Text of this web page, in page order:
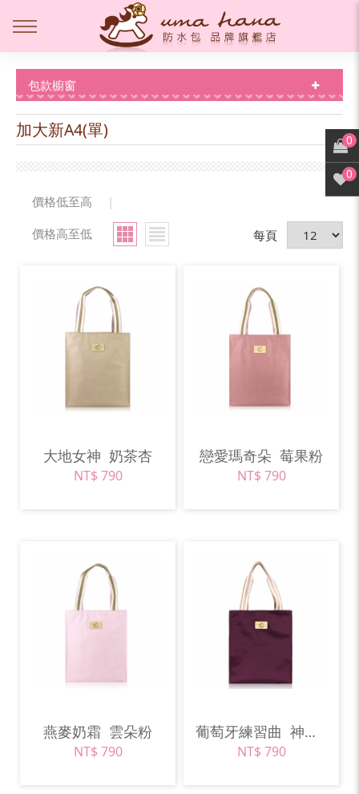
包款櫥窗
加大新A4(單)
價格低至高
|
價格高至低
每頁
大地女神 奶茶杏
NT$ 790
戀愛瑪奇朵 莓果粉
NT$ 790
燕麥奶霜 雲朵粉
NT$ 790
葡萄牙練習曲 神秘紫
NT$ 790
0
0